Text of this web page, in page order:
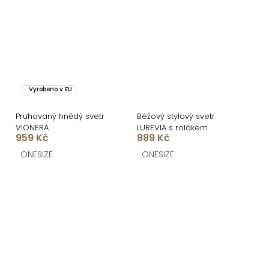
Vyrobeno v EU
Pruhovaný hnědý svetr
VIONERA
959 Kč
ONESIZE
Béžový stylový svetr
LUREVIA s rolákem
889 Kč
ONESIZE